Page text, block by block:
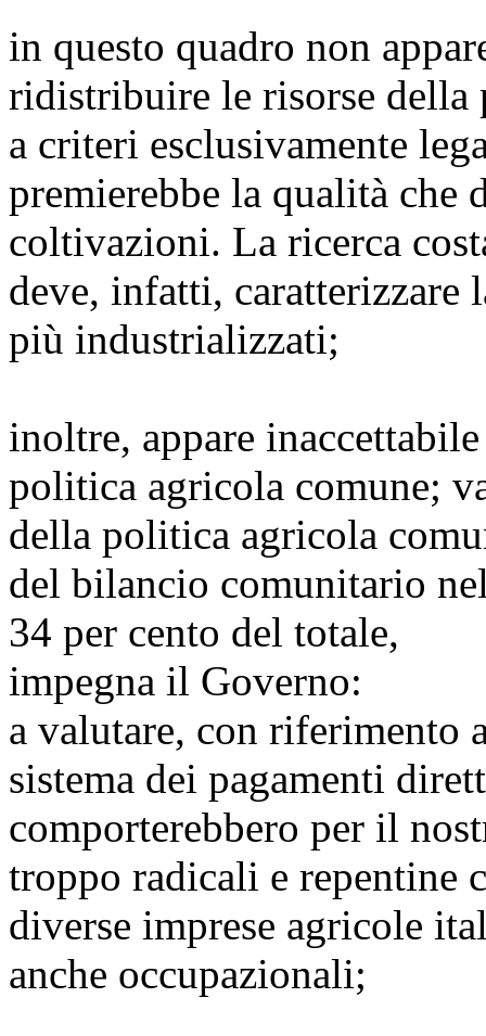
in questo quadro non
ridistribuire le risorse della
a criteri esclusivamente
premierebbe la qualità che
coltivazioni. La ricerca
deve, infatti, caratterizzare
più industrializzati;
inoltre, appare
politica agricola comune;
della politica agricola
del bilancio comunitario
34 per cento del totale,
impegna il Governo:
a valutare, con
sistema dei pagamenti
comporterebbero per il
troppo radicali e repentine
diverse imprese agricole
anche occupazionali;